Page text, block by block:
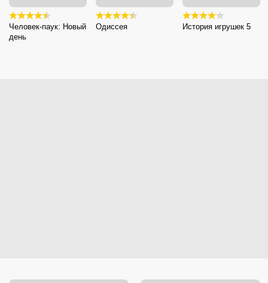
Человек-паук: Новый
день
Одиссея История игрушек 5